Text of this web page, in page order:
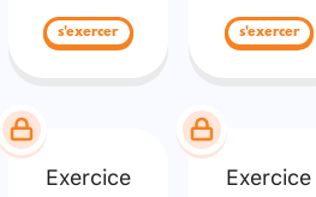
s'exercer s'exercer
Exercice Exercice